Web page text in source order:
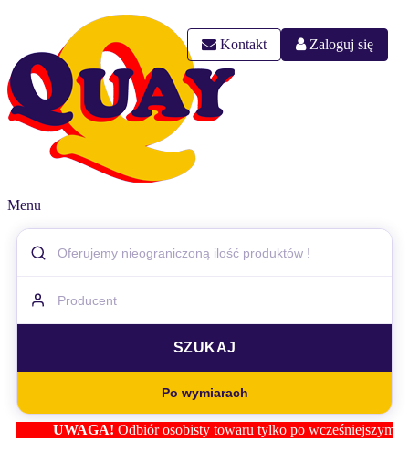
Kontakt Zaloguj się
Menu
Po wymiarach
UWAGA!Odbiór osobisty towaru tylko po wcześniejszym ustaleniu